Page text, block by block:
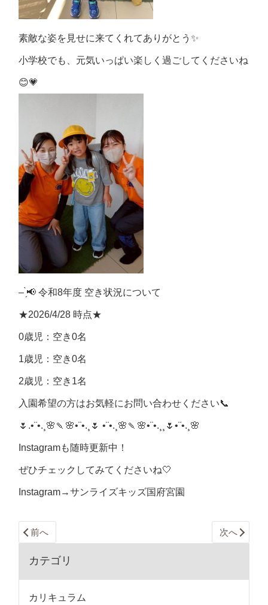
素敵な姿を見せに来てくれてありがとう✨
小学校でも、元気いっぱい楽しく過ごしてくださいね
😊💗
– ̗̀📢 令和8年度 空き状況について
★2026/4/28 時点★
0歳児：空き0名
1歳児：空き0名
2歳児：空き1名
入園希望の方はお気軽にお問い合わせください📞
🌷.•¨•.¸🌸🍡🌸•¨•.¸🌷 •¨•.¸🌸🍡🌸•¨•.¸¸🌷•¨•.¸🌸
Instagramも随時更新中！
ぜひチェックしてみてくださいね🤍
Instagram→サンライズキッズ国府宮園
前へ 次へ
カテゴリ
カリキュラム